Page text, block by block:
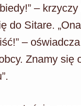
– krzyczy
do Sitare.
–
Znamy się